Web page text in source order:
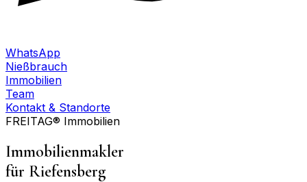
WhatsApp
Nießbrauch
Immobilien
Team
Kontakt & Standorte
FREITAG® Immobilien
Immobilienmakler
für Riefensberg